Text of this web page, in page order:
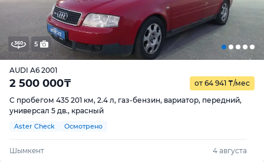
5
AUDI A6 2001
2 500 000₸ от 64 941 ₸/мес
С пробегом 435 201 км, 2.4 л, газ-бензин, вариатор, передний,
универсал 5 дв., красный
Aster Check Осмотрено
Шымкент 4 августа